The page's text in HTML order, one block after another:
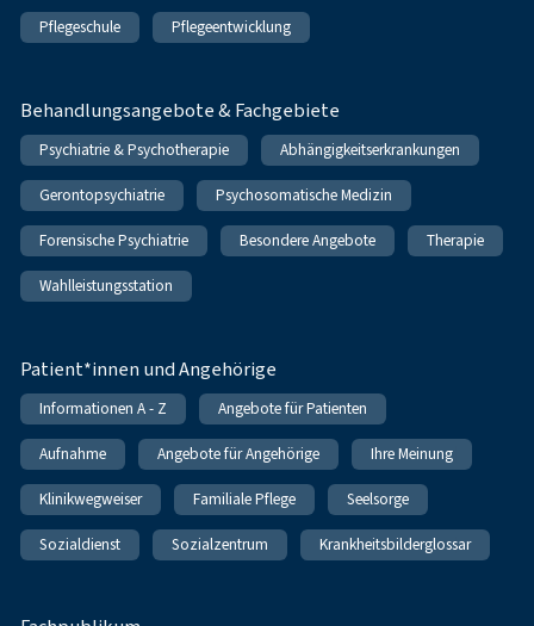
Pflegeschule Pflegeentwicklung
Behandlungsangebote & Fachgebiete
Psychiatrie & Psychotherapie Abhängigkeitserkrankungen
Gerontopsychiatrie Psychosomatische Medizin
Forensische Psychiatrie Besondere Angebote Therapie
Wahlleistungsstation
Patient*innen und Angehörige
Informationen A - Z Angebote für Patienten
Aufnahme Angebote für Angehörige Ihre Meinung
Klinikwegweiser Familiale Pflege Seelsorge
Sozialdienst Sozialzentrum Krankheitsbilderglossar